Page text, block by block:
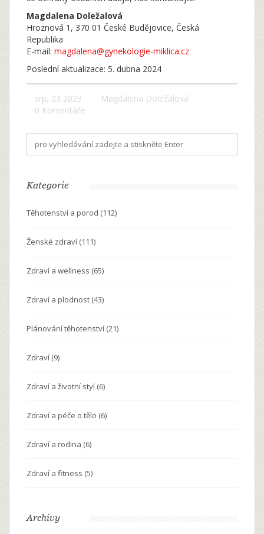
Magdalena Doležalová
Hroznová 1, 370 01 České Budějovice, Česká
Republika
E-mail: magdalena@gynekologie-miklica.cz
Poslední aktualizace: 5. dubna 2024
srp, 23 2023
Magdalena Doležalová
0 Komentáře
Kategorie
Těhotenství a porod (112)
Ženské zdraví (111)
Zdraví a wellness (65)
Zdraví a plodnost (43)
Plánování těhotenství (21)
Zdraví (9)
Zdraví a životní styl (6)
Zdraví a péče o tělo (6)
Zdraví a rodina (6)
Zdraví a fitness (5)
Archivy